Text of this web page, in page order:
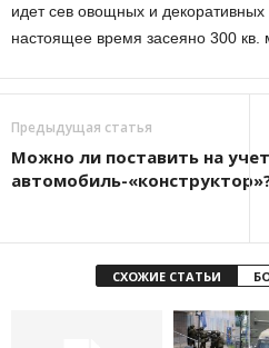
идет сев овощных и декоративных
настоящее время засеяно 300 кв.
Предыдущая статья
Можно ли поставить на учет
автомобиль-
СХОЖИЕ СТАТЬИ